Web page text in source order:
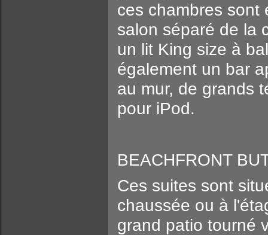
ces chambres sont
salon séparé de la
un lit King size à
également un bar
au mur, de grands
pour iPod.
BEACHFRONT
Ces suites sont
chaussée ou à
grand patio tourné